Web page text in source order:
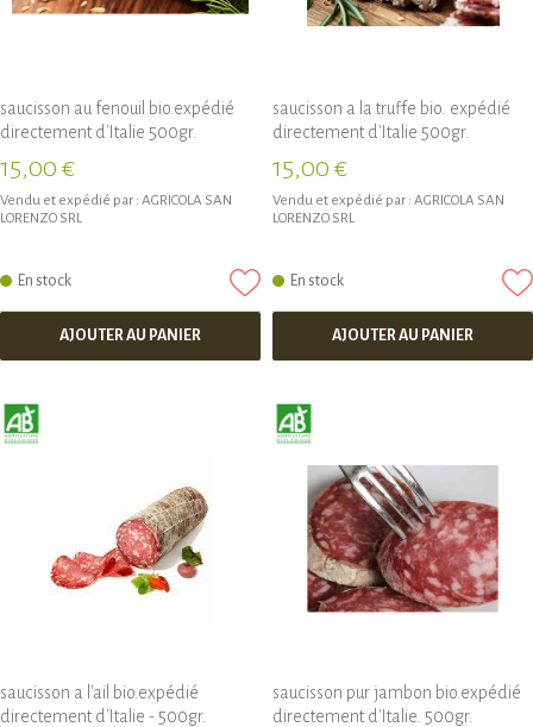
saucisson au fenouil bio.expédié
directement d'Italie 500gr.
15,00 €
Vendu et expédié par : AGRICOLA SAN
LORENZO SRL
En stock
AJOUTER AU PANIER
saucisson a la truffe bio. expédié
directement d'Italie 500gr.
15,00 €
Vendu et expédié par : AGRICOLA SAN
LORENZO SRL
En stock
AJOUTER AU PANIER
saucisson a l'ail bio.expédié
directement d'Italie - 500gr.
saucisson pur jambon bio.expédié
directement d'Italie. 500gr.